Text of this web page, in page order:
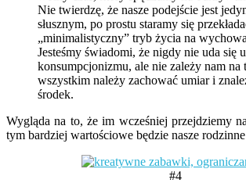
Nie twierdzę, że nasze podejście jest
słusznym, po prostu staramy się
„minimalistyczny” tryb życia na
Jesteśmy świadomi, że nigdy nie uda się
konsumpcjonizmu, ale nie zależy nam na
wszystkim należy zachować umiar i
środek.
Wygląda na to, że im wcześniej przejdziemy
tym bardziej wartościowe będzie nasze
#4